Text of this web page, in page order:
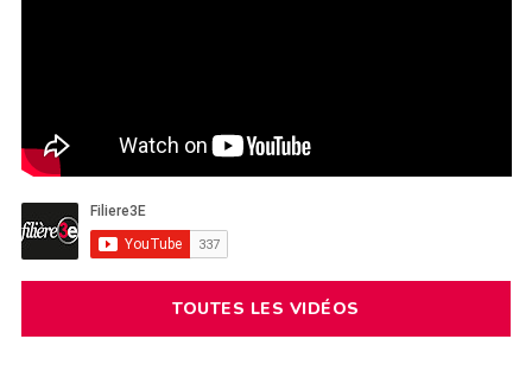
TOUTES LES VIDÉOS